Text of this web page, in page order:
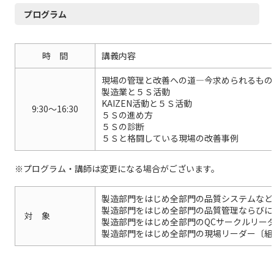
プログラム
時 間 講義内容
9:30～16:30
現場の管理と改善への道―今求められるも
製造業と５Ｓ活動
KAIZEN活動と５Ｓ活動
５Ｓの進め方
５Ｓの診断
５Ｓと格闘している現場の改善事例
※プログラム・講師は変更になる場合がございます。
対 象
製造部門をはじめ全部門の品質システムな
製造部門をはじめ全部門の品質管理ならび
製造部門をはじめ全部門のQCサークルリー
製造部門をはじめ全部門の現場リーダー〔